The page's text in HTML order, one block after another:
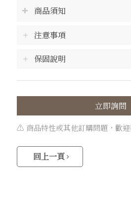
商品須知
注意事項
保固說明
立即詢問
⚠️ 商品特性或其他訂購問題，歡
回上一頁